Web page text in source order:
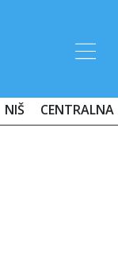
NIŠ CENTRALNA